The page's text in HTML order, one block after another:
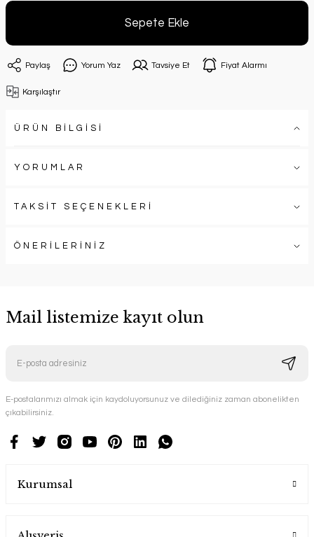
Sepete Ekle
Paylaş Yorum Yaz Tavsiye Et Fiyat Alarmı
Karşılaştır
ÜRÜN BİLGİSİ
YORUMLAR
TAKSİT SEÇENEKLERİ
ÖNERİLERİNİZ
Mail listemize kayıt olun
E-postalarımızı almak için kaydoluyorsunuz ve dilediğiniz zaman abonelikten
çıkabilirsiniz.
Kurumsal